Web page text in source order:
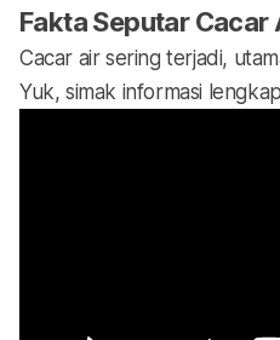
Fakta Seputar Cacar
Cacar air sering terjadi,
Yuk, simak informasi